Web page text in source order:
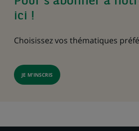
ici !
Choisissez vos thématiques
JE M'INSCRIS